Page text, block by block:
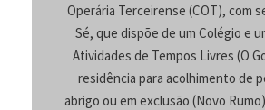
Operária Terceirense (COT), com
Sé, que dispõe de um Colégio e
Atividades de Tempos Livres (O
residência para acolhimento de
abrigo ou em exclusão (Novo